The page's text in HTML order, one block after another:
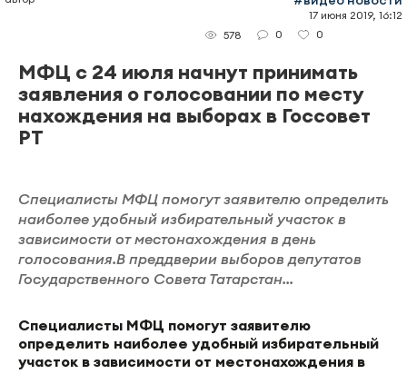
17 июня 2019, 16:12
578
0 0
МФЦ с 24 июля начнут принимать
заявления о голосовании по месту
нахождения на выборах в Госсовет
РТ
Специалисты МФЦ помогут заявителю определить
наиболее удобный избирательный участок в
зависимости от местонахождения в день
голосования.В преддверии выборов депутатов
Государственного Совета Татарстан...
Специалисты МФЦ помогут заявителю
определить наиболее удобный избирательный
участок в зависимости от местонахождения в